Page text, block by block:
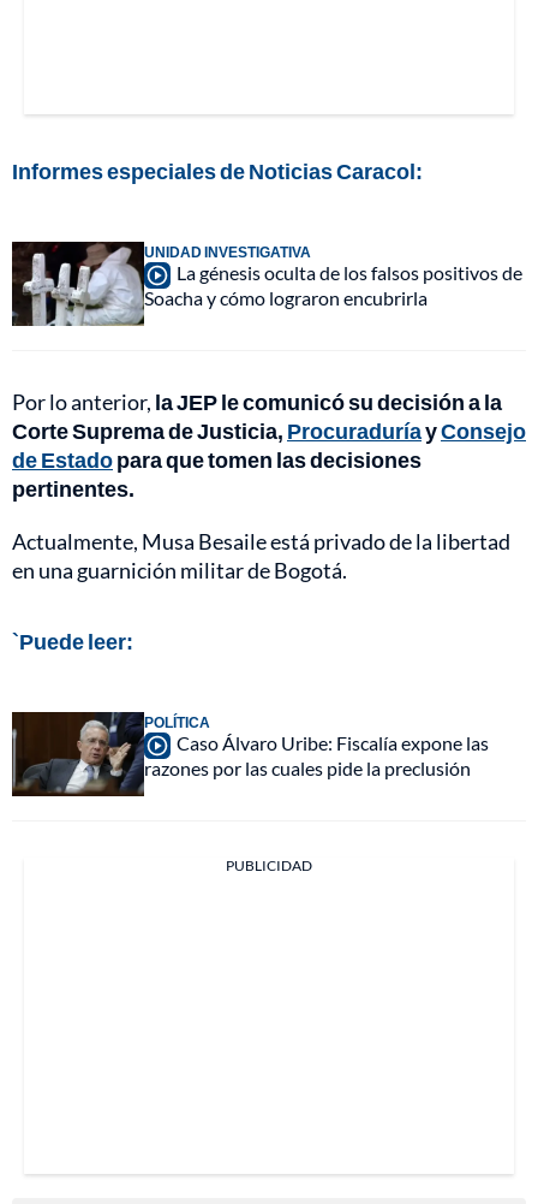
Informes especiales de Noticias Caracol:
UNIDAD INVESTIGATIVA
La génesis oculta de los falsos positivos de
Soacha y cómo lograron encubrirla
Por lo anterior, la JEP le comunicó su decisión a la
Corte Suprema de Justicia, ProcuraduríayConsejo
de Estadopara que tomen las decisiones
pertinentes.
Actualmente, Musa Besaile está privado de la libertad
en una guarnición militar de Bogotá.
`Puede leer:
POLÍTICA
Caso Álvaro Uribe: Fiscalía expone las
razones por las cuales pide la preclusión
PUBLICIDAD